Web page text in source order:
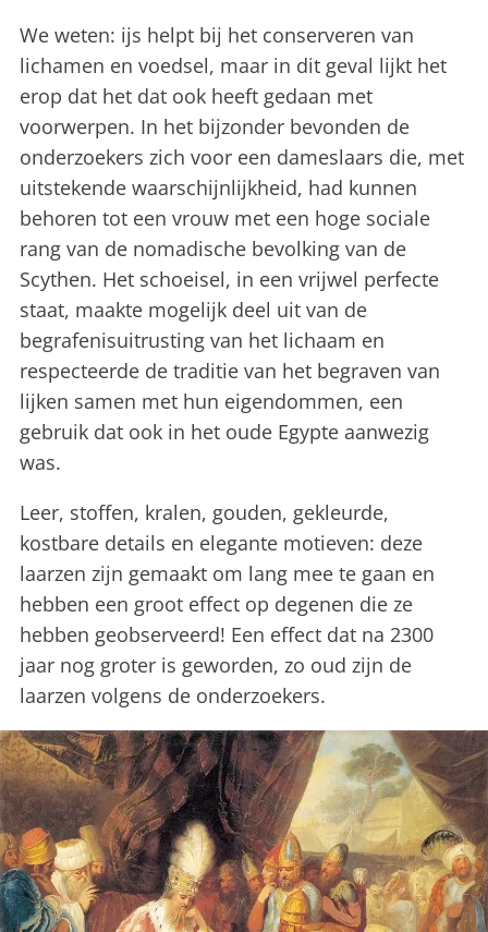
We weten: ijs helpt bij het conserveren van
lichamen en voedsel, maar in dit geval lijkt het
erop dat het dat ook heeft gedaan met
voorwerpen. In het bijzonder bevonden de
onderzoekers zich voor een dameslaars die, met
uitstekende waarschijnlijkheid, had kunnen
behoren tot een vrouw met een hoge sociale
rang van de nomadische bevolking van de
Scythen. Het schoeisel, in een vrijwel perfecte
staat, maakte mogelijk deel uit van de
begrafenisuitrusting van het lichaam en
respecteerde de traditie van het begraven van
lijken samen met hun eigendommen, een
gebruik dat ook in het oude Egypte aanwezig
was.
Leer, stoffen, kralen, gouden, gekleurde,
kostbare details en elegante motieven: deze
laarzen zijn gemaakt om lang mee te gaan en
hebben een groot effect op degenen die ze
hebben geobserveerd! Een effect dat na 2300
jaar nog groter is geworden, zo oud zijn de
laarzen volgens de onderzoekers.